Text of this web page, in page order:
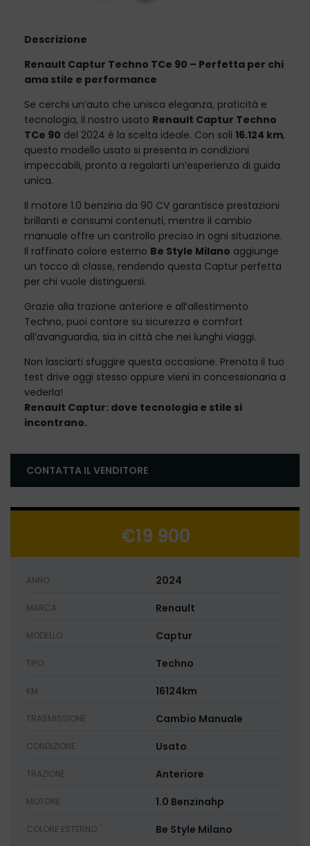
Descrizione
Renault Captur Techno TCe 90 – Perfetta per chi
ama stile e performance
Se cerchi un’auto che unisca eleganza, praticità e
tecnologia, il nostro usato Renault Captur Techno
TCe 90 del 2024 è la scelta ideale. Con soli 16.124 km,
questo modello usato si presenta in condizioni
impeccabili, pronto a regalarti un’esperienza di guida
unica.
Il motore 1.0 benzina da 90 CV garantisce prestazioni
brillanti e consumi contenuti, mentre il cambio
manuale offre un controllo preciso in ogni situazione.
Il raffinato colore esterno Be Style Milano aggiunge
un tocco di classe, rendendo questa Captur perfetta
per chi vuole distinguersi.
Grazie alla trazione anteriore e all’allestimento
Techno, puoi contare su sicurezza e comfort
all’avanguardia, sia in città che nei lunghi viaggi.
Non lasciarti sfuggire questa occasione. Prenota il tuo
test drive oggi stesso oppure vieni in concessionaria a
vederla!
Renault Captur: dove tecnologia e stile si
incontrano.
CONTATTA IL VENDITORE
€19 900
ANNO 2024
MARCA Renault
MODELLO Captur
TIPO Techno
KM 16124km
TRASMISSIONE Cambio Manuale
CONDIZIONE Usato
TRAZIONE Anteriore
MOTORE 1.0 Benzinahp
COLORE ESTERNO Be Style Milano